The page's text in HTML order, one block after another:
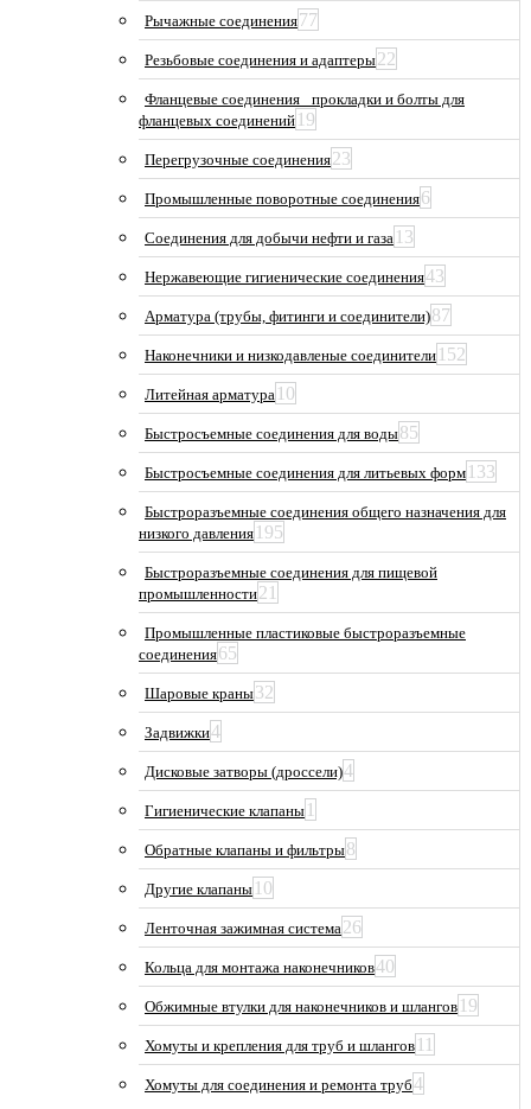
Рычажные соединения77
Резьбовые соединения и адаптеры22
Фланцевые соединения_ прокладки и болты для
фланцевых соединений 19
Перегрузочные соединения23
Промышленные поворотные соединения6
Соединения для добычи нефти и газа 13
Нержавеющие гигиенические соединения43
Арматура (трубы, фитинги и соединители)87
Наконечники и низкодавленые соединители 152
Литейная арматура 10
Быстросъемные соединения для воды85
Быстросъемные соединения для литьевых форм 133
Быстроразъемные соединения общего назначения для
низкого давления 195
Быстроразъемные соединения для пищевой
промышленности21
Промышленные пластиковые быстроразъемные
соединения65
Шаровые краны32
Задвижки4
Дисковые затворы (дроссели)4
Гигиенические клапаны 1
Обратные клапаны и фильтры8
Другие клапаны 10
Ленточная зажимная система26
Кольца для монтажа наконечников40
Обжимные втулки для наконечников и шлангов 19
Хомуты и крепления для труб и шлангов 11
Хомуты для соединения и ремонта труб4